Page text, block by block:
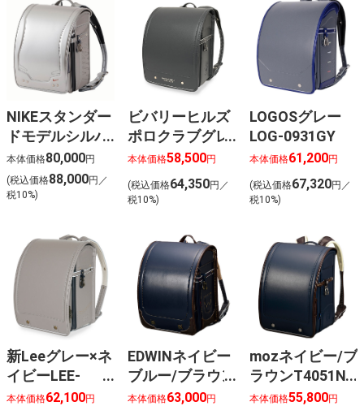
NIKEスタンダー
ドモデルシルバ
ー/ブラック
N20261SVBK
本体価格80,000円
(税込価格88,000円／
税10%)
ビバリーヒルズ
ポロクラブグレ
ーBHC-0001GY
本体価格58,500円
(税込価格64,350円／
税10%)
LOGOSグレー
LOG-0931GY
本体価格61,200円
(税込価格67,320円／
税10%)
新Leeグレー×ネ
イビーLEE-
0002GYNV
本体価格62,100円
EDWINネイビー
ブルー/ブラウン
T4101NV
本体価格63,000円
mozネイビー/ブ
ラウンT4051NV
本体価格55,800円